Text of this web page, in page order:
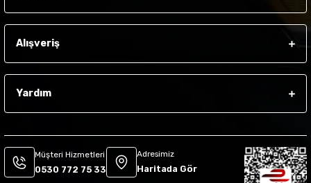
Alışveriş
Yardım
Müşteri Hizmetleri
0530 772 75 33
Adresimiz
Haritada Gör